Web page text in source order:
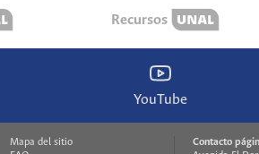
Recursos
YouTube
Mapa del sitio
Contacto